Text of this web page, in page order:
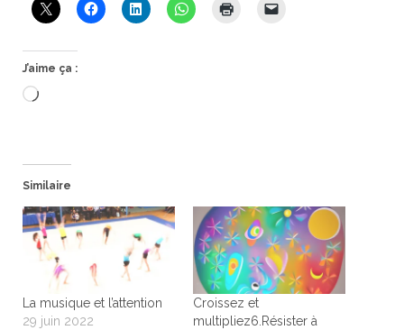
J’aime ça :
Chargement…
Similaire
La musique et l’attention
29 juin 2022
Croissez et
multipliez6.Résister à